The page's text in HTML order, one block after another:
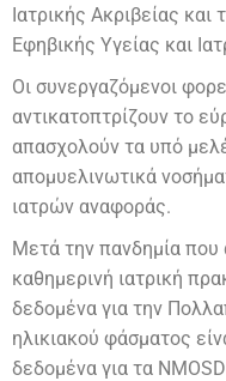
Ιατρικής Ακριβείας
Εφηβικής Υγείας και
Οι συνεργαζόμενοι
αντικατοπτρίζουν το
απασχολούν τα υπό
απομυελινωτικά
ιατρών αναφοράς.
Μετά την πανδημία που
καθημερινή ιατρική
δεδομένα για την
ηλικιακού φάσματος
δεδομένα για τα